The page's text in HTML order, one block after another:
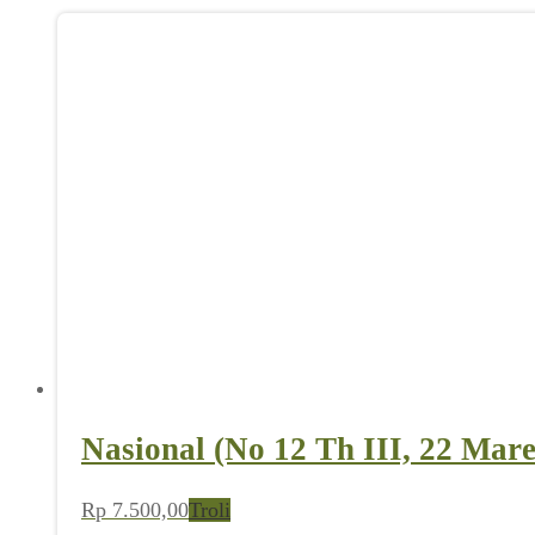
Nasional (No 12 Th III, 22
Rp 7.500,00Troli